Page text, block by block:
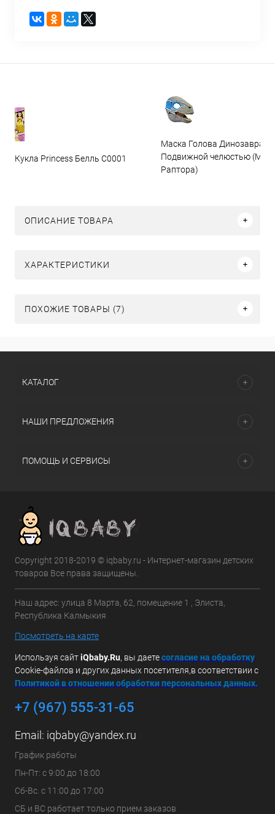
Кукла Princess Белль C0001
Маска Голова Динозавра с
Подвижной челюстью
Раптора)
ОПИСАНИЕ ТОВАРА
ХАРАКТЕРИСТИКИ
ПОХОЖИЕ ТОВАРЫ (7)
КАТАЛОГ
НАШИ ПРЕДЛОЖЕНИЯ
ПОМОЩЬ И СЕРВИСЫ
Copyright 2018-2019 © iqbaby.ru - Интернет-магазин детских
товаров Все права защищены.
Наш адрес: улица 8 Марта, 62, помещение 1 , Элиста,
Республика Калмыкия
Посмотреть на карте
Используя сайтiQbaby.Ru, вы даетесогласие на обработку
Cookie-файлов и других данных посетителя,в соответствии с
Политикой в отношении обработки персональных данных.
+7 (967) 555-31-65
Email: iqbaby@yandex.ru
График работы
Пн-Пт: с 9:00 до 18:00
Сб-Вс. с 11:00 до 17:00
СБ и ВС работает только прием заказов